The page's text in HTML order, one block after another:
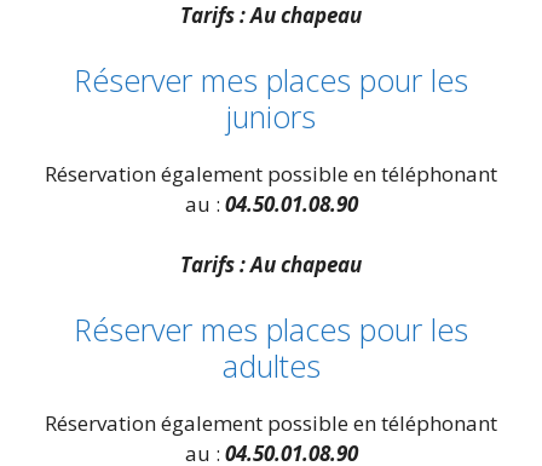
Tarifs : Au chapeau
Réserver mes places pour les
juniors
Réservation également possible en téléphonant
au : 04.50.01.08.90
Tarifs : Au chapeau
Réserver mes places pour les
adultes
Réservation également possible en téléphonant
au : 04.50.01.08.90